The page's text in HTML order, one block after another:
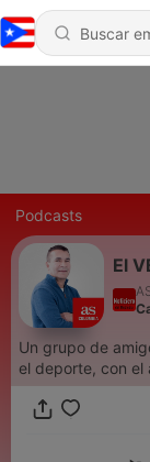
Podcasts
El
Un grupo de
el deporte, con el